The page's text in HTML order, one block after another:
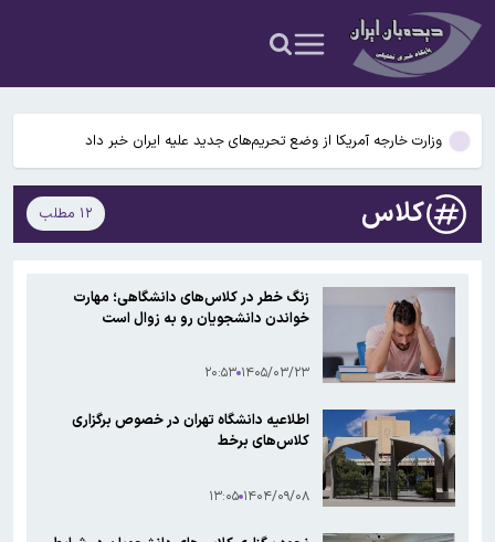
جزئیات جدید از انتقال نجومی گزینه پرسپولیس به نساجی
پاسخ منفی پورعلی‌گنجی به پیشنهاد منصوریان/مدافع پرسپولیس لژیونر
می‌شود
وزارت خارجه آمریکا از وضع تحریم‌های جدید علیه ایران خبر داد
محدودیت تردد در آزادراه تهران کرج قزوین تا ۲۰ شهریور/ جزئیات
تکثیر کننده غیرمجاز عکس خوانندگان تحت تعقیب قرار گرفت
جزئیات جدید از انتقال نجومی گزینه پرسپولیس به نساجی
پاسخ منفی پورعلی‌گنجی به پیشنهاد منصوریان/مدافع پرسپولیس لژیونر
می‌شود
کلاس ۱۲ مطلب
زنگ خطر در کلاس‌های دانشگاهی؛ مهارت
خواندن دانشجویان رو به زوال است
۱۴۰۵/۰۳/۲۳ ۲۰:۵۳
اطلاعیه دانشگاه تهران در خصوص برگزاری
کلاس‌های برخط
۱۴۰۴/۰۹/۰۸ ۱۳:۰۵